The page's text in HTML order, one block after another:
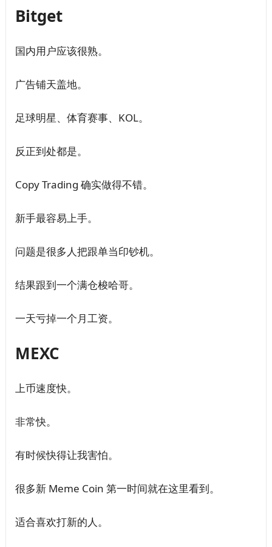
Bitget
国内用户应该很熟。
广告铺天盖地。
足球明星、体育赛事、KOL。
反正到处都是。
Copy Trading 确实做得不错。
新手最容易上手。
问题是很多人把跟单当印钞机。
结果跟到一个满仓梭哈哥。
一天亏掉一个月工资。
MEXC
上币速度快。
非常快。
有时候快得让我害怕。
很多新 Meme Coin 第一时间就在这里看到。
适合喜欢打新的人。